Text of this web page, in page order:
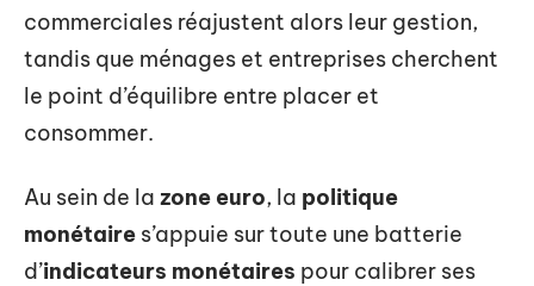
commerciales réajustent alors leur gestion,
tandis que ménages et entreprises cherchent
le point d’équilibre entre placer et
consommer.
Au sein de la zone euro, la politique
monétaire s’appuie sur toute une batterie
d’indicateurs monétaires pour calibrer ses